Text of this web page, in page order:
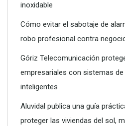
inoxidable
Cómo evitar el sabotaje de
robo profesional contra
Góriz Telecomunicación
empresariales con sistemas de
inteligentes
Aluvidal publica una guía
proteger las viviendas del sol,